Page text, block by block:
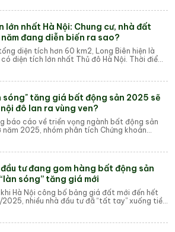
lớn nhất Hà Nội: Chung cư, nhà đất
năm đang diễn biến ra sao?
diện tích hơn 60 km2, Long Biên hiện là
có diện tích lớn nhất Thủ đô Hà Nội. Thời điểm
sóng" tăng giá bất động sản 2025 sẽ
đô lan ra vùng ven?
báo cáo về triển vọng ngành bất động sản
năm 2025, nhóm phân tích Chứng khoán
đầu tư đang gom hàng bất động sản
sóng” tăng giá mới
Hà Nội công bố bảng giá đất mới đến hết
2025, nhiều nhà đầu tư đã “tất tay” xuống tiền